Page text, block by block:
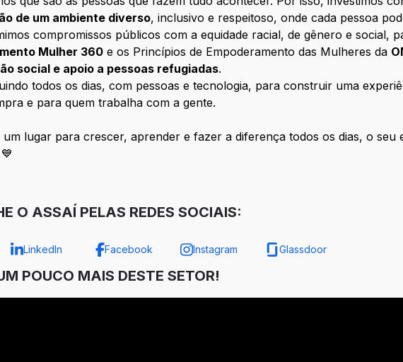
de um ambiente diverso, inclusivo e respeitoso, onde cada pessoa
compromissos públicos com a equidade racial, de gênero e social,
Mulher 360 e os Princípios de Empoderamento das Mulheres da
social e apoio a pessoas refugiadas.
todos os dias, com pessoas e tecnologia, para construir uma
e para quem trabalha com a gente.
lugar para crescer, aprender e fazer a diferença todos os dias, o seu
O ASSAÍ PELAS REDES SOCIAIS:
LinkedIn Facebook Instagram Glassdoor
POUCO MAIS DESTE SETOR!